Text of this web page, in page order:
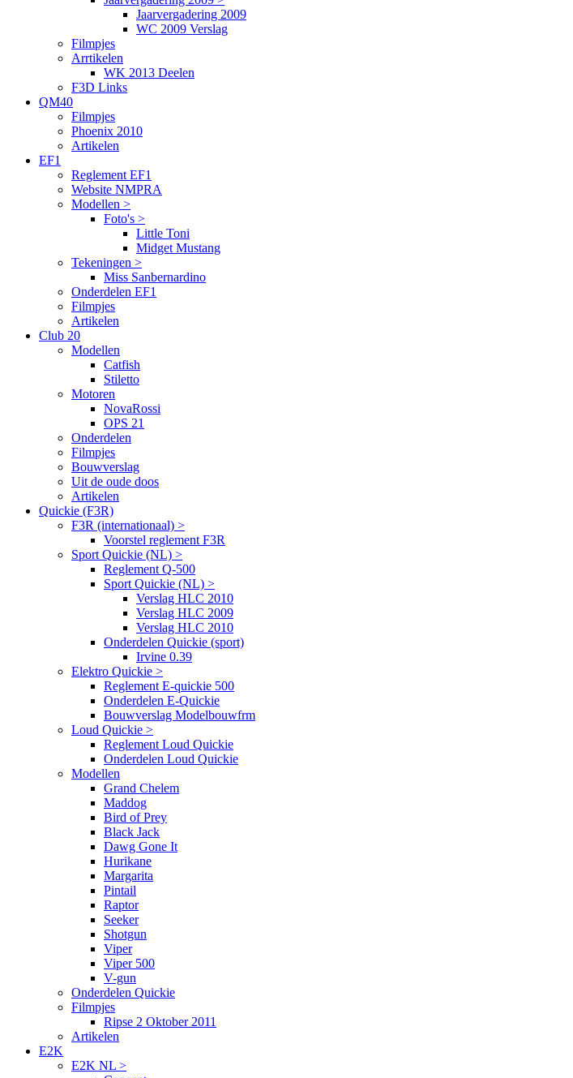
Jaarvergadering 2009
WC 2009 Verslag
Filmpjes
Arrtikelen
WK 2013 Deelen
F3D Links
QM40
Filmpjes
Phoenix 2010
Artikelen
EF1
Reglement EF1
Website NMPRA
Modellen >
Foto's >
Little Toni
Midget Mustang
Tekeningen >
Miss Sanbernardino
Onderdelen EF1
Filmpjes
Artikelen
Club 20
Modellen
Catfish
Stiletto
Motoren
NovaRossi
OPS 21
Onderdelen
Filmpjes
Bouwverslag
Uit de oude doos
Artikelen
Quickie (F3R)
F3R (internationaal) >
Voorstel reglement F3R
Sport Quickie (NL) >
Reglement Q-500
Sport Quickie (NL) >
Verslag HLC 2010
Verslag HLC 2009
Verslag HLC 2010
Onderdelen Quickie (sport)
Irvine 0.39
Elektro Quickie >
Reglement E-quickie 500
Onderdelen E-Quickie
Bouwverslag Modelbouwfrm
Loud Quickie >
Reglement Loud Quickie
Onderdelen Loud Quickie
Modellen
Grand Chelem
Maddog
Bird of Prey
Black Jack
Dawg Gone It
Hurikane
Margarita
Pintail
Raptor
Seeker
Shotgun
Viper
Viper 500
V-gun
Onderdelen Quickie
Filmpjes
Ripse 2 Oktober 2011
Artikelen
E2K
E2K NL >